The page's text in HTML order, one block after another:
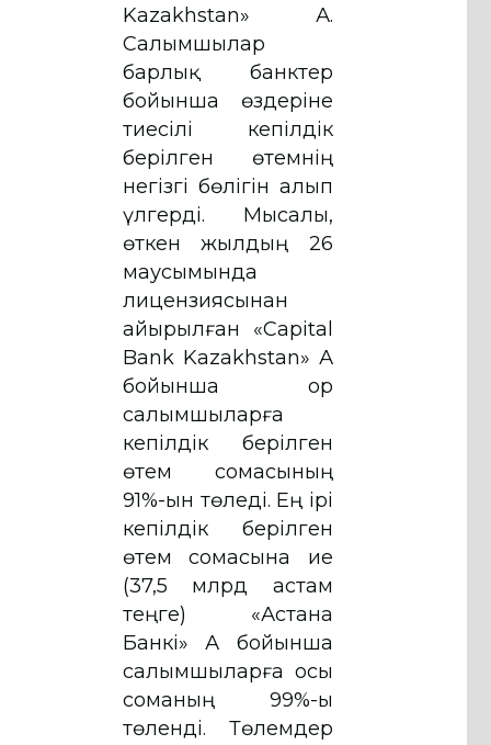
Kazakhstan» АҚ.
Салымшылар
барлық банктер
бойынша өздеріне
тиесілі кепілдік
берілген өтемнің
негізгі бөлігін алып
үлгерді. Мысалы,
өткен жылдың 26
маусымында
лицензиясынан
айырылған «Capital
Bank Kazakhstan» АҚ
бойынша Қор
салымшыларға
кепілдік берілген
өтем сомасының
91%-ын төледі. Ең ірі
кепілдік берілген
өтем сомасына ие
(37,5 млрд астам
теңге) «Астана
Банкі» АҚ бойынша
салымшыларға осы
соманың 99%-ы
төленді. Төлемдер